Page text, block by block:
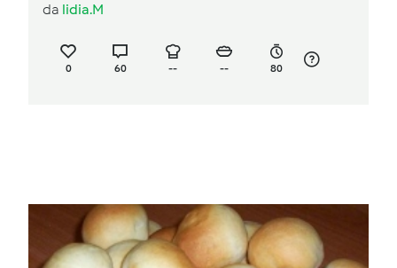
da lidia.M
0 60 -- -- 80